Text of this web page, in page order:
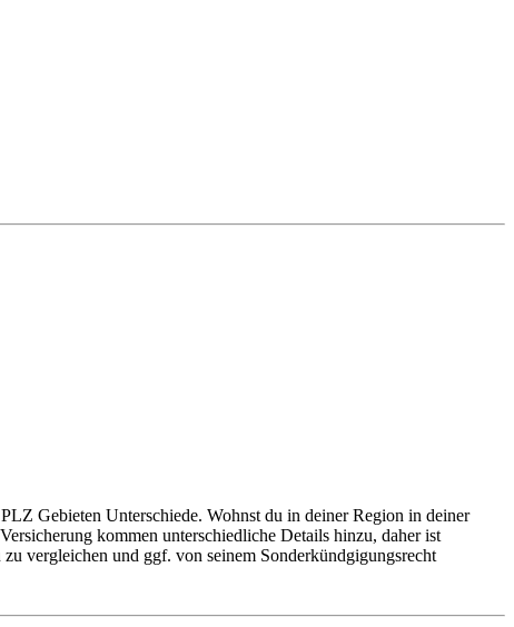
Gebieten Unterschiede. Wohnst du in deiner Region in deiner
kommen unterschiedliche Details hinzu, daher ist
vergleichen und ggf. von seinem Sonderkündgigungsrecht